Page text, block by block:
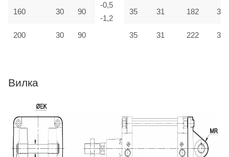
-0,5
-1,2
160 30 90 35 31 182 315
200 30 90 35 31 222 335
Вилка